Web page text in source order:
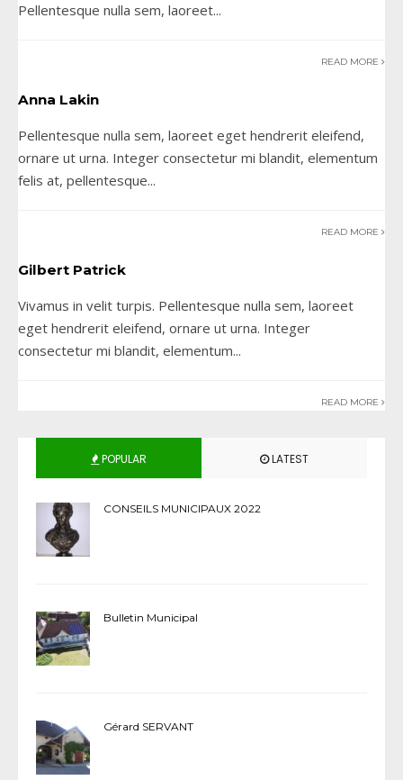
Pellentesque nulla sem, laoreet...
READ MORE
Anna Lakin
Pellentesque nulla sem, laoreet eget hendrerit eleifend,
ornare ut urna. Integer consectetur mi blandit, elementum
felis at, pellentesque...
READ MORE
Gilbert Patrick
Vivamus in velit turpis. Pellentesque nulla sem, laoreet
eget hendrerit eleifend, ornare ut urna. Integer
consectetur mi blandit, elementum...
READ MORE
POPULAR LATEST
CONSEILS MUNICIPAUX 2022
Bulletin Municipal
Gérard SERVANT